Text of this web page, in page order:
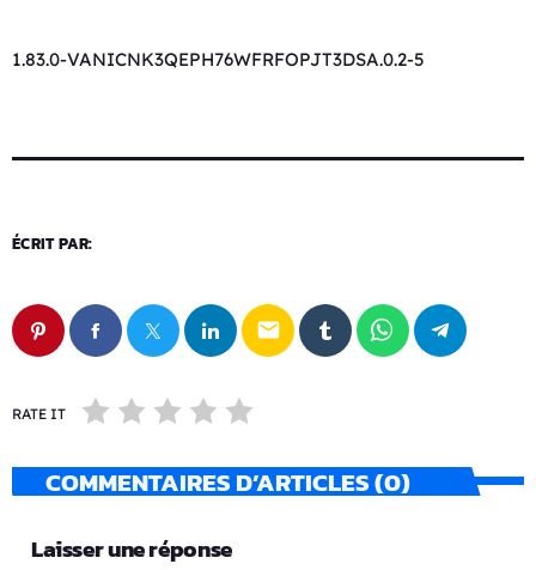
1.83.0-VANICNK3QEPH76WFRFOPJT3DSA.0.2-5
ÉCRIT PAR:
email
RATE IT
COMMENTAIRES D’ARTICLES (0)
Laisser une réponse